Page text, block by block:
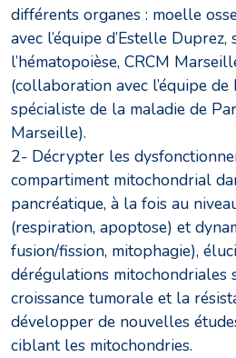
différents organes : moelle
avec l’équipe d’Estelle
l’hématopoièse, CRCM
(collaboration avec l’équipe de
spécialiste de la maladie de
Marseille).
2- Décrypter les
compartiment mitochondrial
pancréatique, à la fois au
(respiration, apoptose) et
fusion/fission, mitophagie),
dérégulations mitochondriales
croissance tumorale et la
développer de nouvelles
ciblant les mitochondries.